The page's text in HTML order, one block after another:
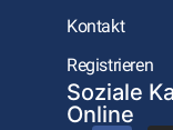
Kontakt
Registrieren
Soziale
Online